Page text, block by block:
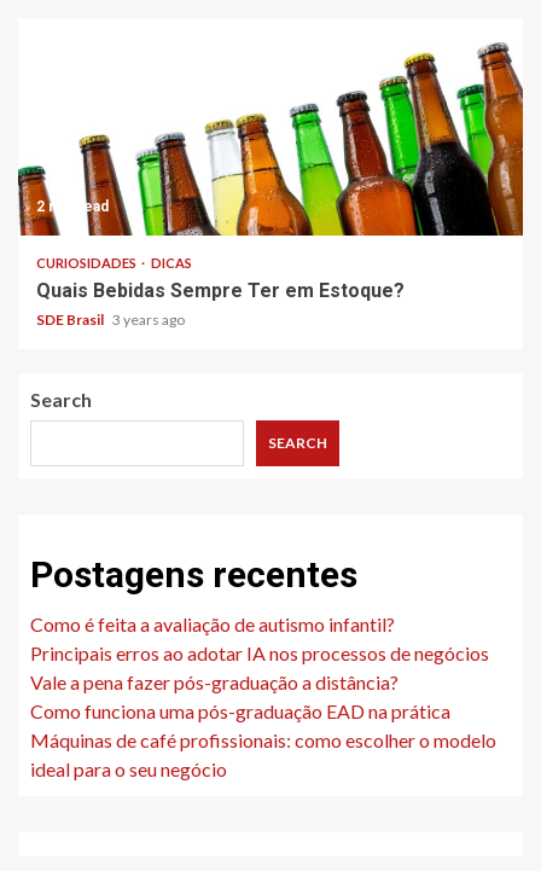
2 min read
CURIOSIDADES DICAS
Quais Bebidas Sempre Ter em Estoque?
SDE Brasil 3 years ago
Search
SEARCH
Postagens recentes
Como é feita a avaliação de autismo infantil?
Principais erros ao adotar IA nos processos de negócios
Vale a pena fazer pós-graduação a distância?
Como funciona uma pós-graduação EAD na prática
Máquinas de café profissionais: como escolher o modelo
ideal para o seu negócio